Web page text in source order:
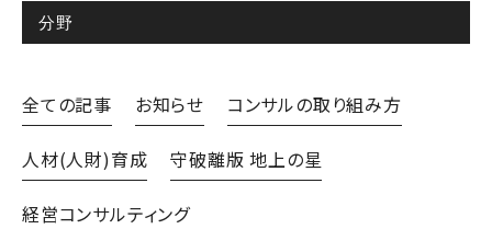
分野
全ての記事 お知らせ コンサルの取り組み方
人材(人財)育成 守破離版 地上の星
経営コンサルティング